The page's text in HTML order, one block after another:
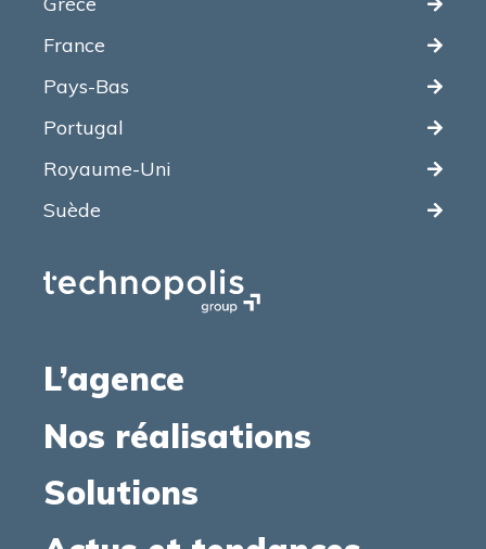
France
Pays-Bas
Portugal
Royaume-Uni
Suède
L’agence
Nos réalisations
Solutions